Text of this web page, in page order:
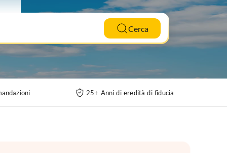
Cerca
25+ Anni di eredità di fiducia